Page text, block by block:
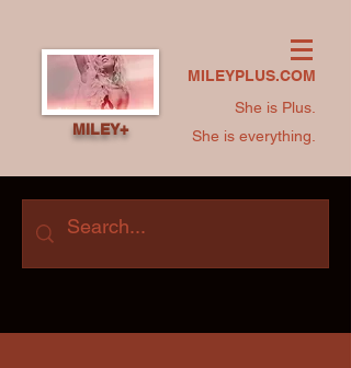
MILEYPLUS.COM
She is Plus.
She is everything.
MILEY+